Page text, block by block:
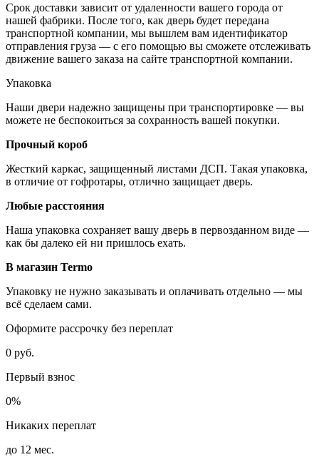
Срок доставки зависит от удаленности вашего города от
нашей фабрики. После того, как дверь будет передана
транспортной компании, мы вышлем вам идентификатор
отправления груза — с его помощью вы сможете отслеживать
движение вашего заказа на сайте транспортной компании.
Упаковка
Наши двери надежно защищены при транспортировке — вы
можете не беспокоиться за сохранность вашей покупки.
Прочный короб
Жесткий каркас, защищенный листами ДСП. Такая упаковка,
в отличие от гофротары, отлично защищает дверь.
Любые расстояния
Наша упаковка сохраняет вашу дверь в первозданном виде —
как бы далеко ей ни пришлось ехать.
В магазин Termo
Упаковку не нужно заказывать и оплачивать отдельно — мы
всё сделаем сами.
Оформите рассрочку без переплат
0 руб.
Первый взнос
0%
Никаких переплат
до 12 мес.